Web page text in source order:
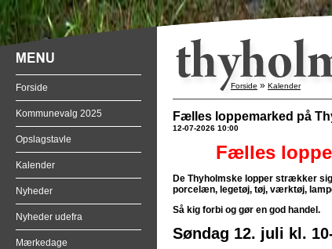
Forside
Kommunevalg 2025
Opslagstavle
Kalender
Nyheder
Nyheder udefra
Mærkedage
Forside » Kalender
Fælles loppemarked på
12-07-2026 10:00
Fælles
De Thyholmske lopper strækker
porcelæn, legetøj, tøj, værktøj,
Så kig forbi og gør en god handel.
Søndag 12. juli kl.